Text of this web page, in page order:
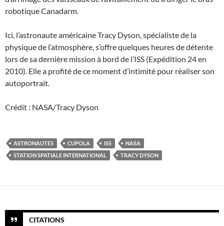
robotique Canadarm.
Ici, l’astronaute américaine Tracy Dyson, spécialiste de la
physique de l’atmosphère, s’offre quelques heures de détente
lors de sa dernière mission à bord de l’ISS (Expédition 24 en
2010). Elle a profité de ce moment d’intimité pour réaliser son
autoportrait.
Crédit : NASA/Tracy Dyson
ASTRONAUTES CUPOLA ISS
NASA
STATION SPATIALE INTERNATIONAL
TRACY DYSON
CITATIONS